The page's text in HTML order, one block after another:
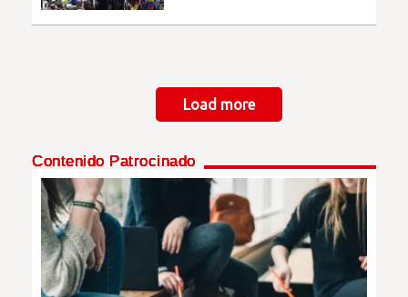
Load more
Contenido Patrocinado